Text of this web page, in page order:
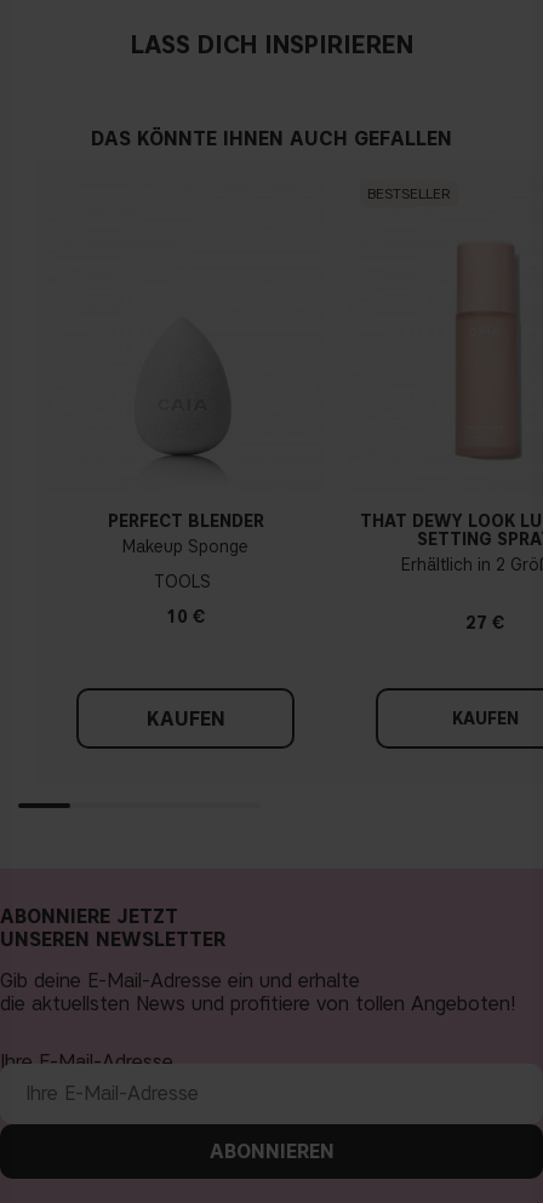
Kein offensichtlicher Blau-, Rosa- oder Gelbton
LASS DICH INSPIRIEREN
DAS KÖNNTE IHNEN AUCH GEFALLEN
PERFECT BLENDER
Makeup Sponge
TOOLS
10 €
KAUFEN
BESTSELLER
THAT DEWY LOOK
SETTING
Erhältlich in 2
27 €
KAUFEN
ABONNIERE JETZT
UNSEREN NEWSLETTER
Gib deine E-Mail-Adresse ein und erhalte
die aktuellsten News und profitiere von tollen Angeboten!
Ihre E-Mail-Adresse
ABONNIEREN